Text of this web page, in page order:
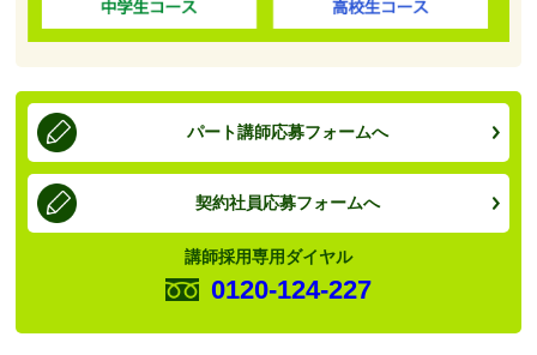
パート講師応募フォームへ
契約社員応募フォームへ
講師採用専用ダイヤル
0120-124-227